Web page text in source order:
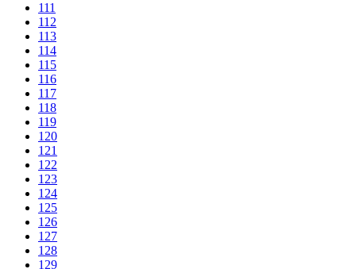
111
112
113
114
115
116
117
118
119
120
121
122
123
124
125
126
127
128
129